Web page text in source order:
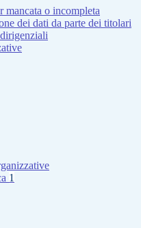
mancata o incompleta
dei dati da parte dei titolari
1